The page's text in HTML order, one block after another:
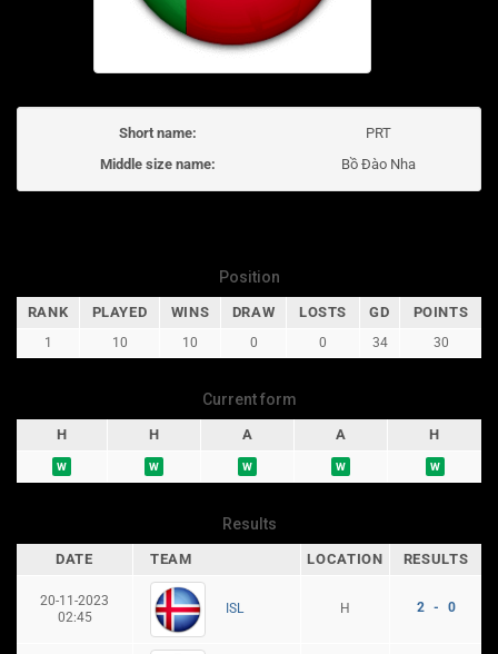
Short name:
PRT
Middle size name:
Bồ Đào Nha
Position
RANK PLAYED WINS DRAW LOSTS GD POINTS
1 10 10 0 0 34 30
Current form
H H A A H
W W W W W
Results
DATE TEAM LOCATION RESULTS
20-11-2023
02:45
ISL H 2 - 0